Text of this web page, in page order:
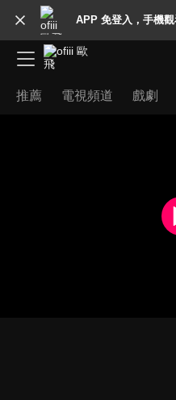
APP 免登入，手機
推薦 電視頻道 戲劇